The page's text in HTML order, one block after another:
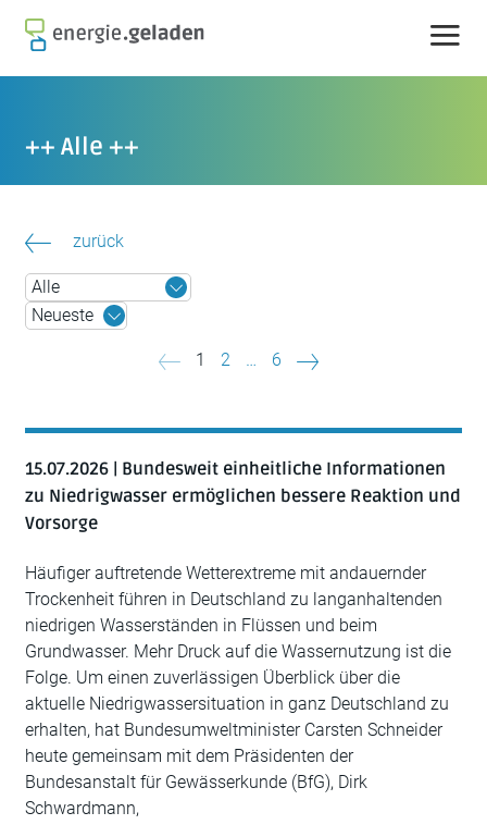
content++ Alle ++
zurück
Beitragsnavigation
1 2 … 6
15.07.2026 | Bundesweit einheitliche Informationen
zu Niedrigwasser ermöglichen bessere Reaktion und
Vorsorge
Häufiger auftretende Wetterextreme mit andauernder
Trockenheit führen in Deutschland zu langanhaltenden
niedrigen Wasserständen in Flüssen und beim
Grundwasser. Mehr Druck auf die Wassernutzung ist die
Folge. Um einen zuverlässigen Überblick über die
aktuelle Niedrigwassersituation in ganz Deutschland zu
erhalten, hat Bundesumweltminister Carsten Schneider
heute gemeinsam mit dem Präsidenten der
Bundesanstalt für Gewässerkunde (BfG), Dirk
Schwardmann,